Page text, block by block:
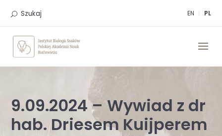
EN PL
Szukaj
9.09.2024 – Wywiad z dr
hab. Driesem Kuijperem